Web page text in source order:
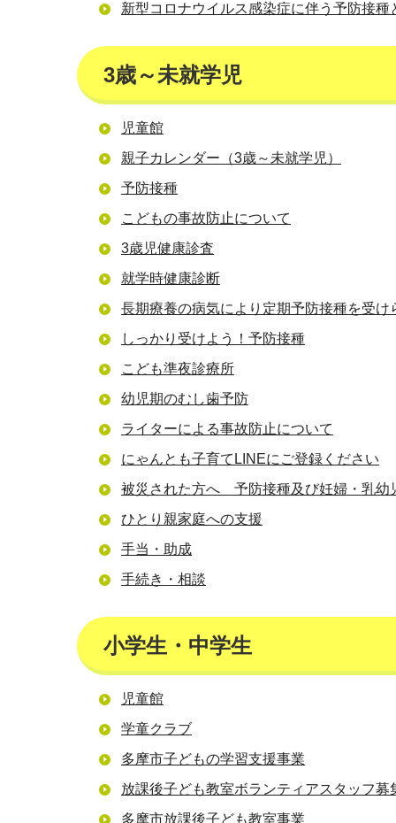
新型コロナウイルス感染症に伴う予防接種
3歳～未就学児
児童館
親子カレンダー（3歳～未就学児）
予防接種
こどもの事故防止について
3歳児健康診査
就学時健康診断
長期療養の病気により定期予防接種を受け
しっかり受けよう！予防接種
こども準夜診療所
幼児期のむし歯予防
ライターによる事故防止について
にゃんとも子育てLINEにご登録ください
被災された方へ 予防接種及び妊婦・乳幼
ひとり親家庭への支援
手当・助成
手続き・相談
小学生・中学生
児童館
学童クラブ
多摩市子どもの学習支援事業
放課後子ども教室ボランティアスタッフ募
多摩市放課後子ども教室事業